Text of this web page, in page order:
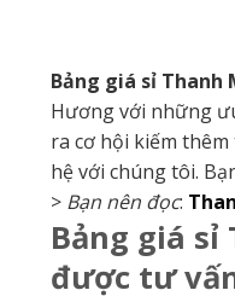
Bảng giá sỉ Thanh
Hương với những
ra cơ hội kiếm
hệ với chúng tôi.
> Bạn nên đọc:
Bảng giá
được tư